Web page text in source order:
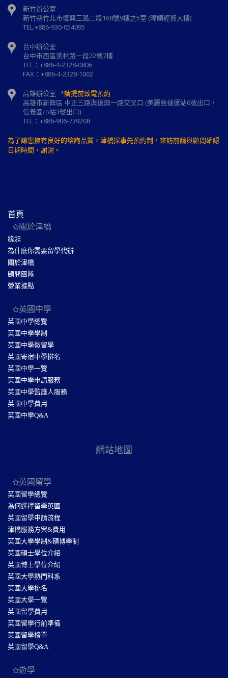
新竹辦公室
新⽵縣⽵北市復興三路⼆段168號9樓之5室 (暐順經貿大樓)
TEL:+886-930-054095
台中辦公室
台中市西區美村路一段22號7樓
TEL：+886-4-2328-0806
FAX：+886-4-2328-1002
高雄辦公室 *請提前致電預約
高雄市新興區 中正三路與復興一路交叉口 (美麗島捷運站6號出口，
信義國小站3號出口)
TEL：+886-906-739208
為了讓您擁有良好的諮詢品質，津橋採事先預約制，來訪前請與顧問確認
日期時間，謝謝。
首頁
關於津橋
緣起
為什麼你需要留學代辦
關於津橋
顧問團隊
營業據點
英國中學
英國中學總覽
英國中學學制
英國中學微留學
英國寄宿中學排名
英國中學一覽
英國中學申請服務
英國中學監護人服務
英國中學費用
英國中學Q&A
網站地圖
英國留學
英國留學總覽
為何選擇留學英國
英國留學申請流程
津橋服務方案&費用
英國大學學制&碩博學制
英國碩士學位介紹
英國博士學位介紹
英國大學熱門科系
英國大學排名
英國大學一覽
英國留學費用
英國留學行前準備
英國留學榜單
英國留學Q&A
遊學